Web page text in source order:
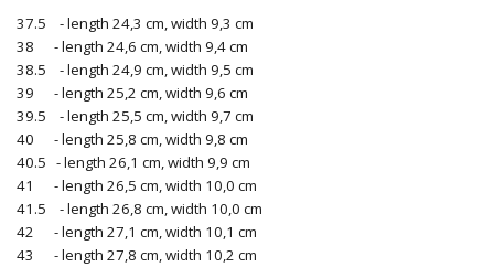
37.5 - length 24,3 cm, width 9,3 cm
38 - length 24,6 cm, width 9,4 cm
38.5 - length 24,9 cm, width 9,5 cm
39 - length 25,2 cm, width 9,6 cm
39.5 - length 25,5 cm, width 9,7 cm
40 - length 25,8 cm, width 9,8 cm
40.5 - length 26,1 cm, width 9,9 cm
41 - length 26,5 cm, width 10,0 cm
41.5 - length 26,8 cm, width 10,0 cm
42 - length 27,1 cm, width 10,1 cm
43 - length 27,8 cm, width 10,2 cm